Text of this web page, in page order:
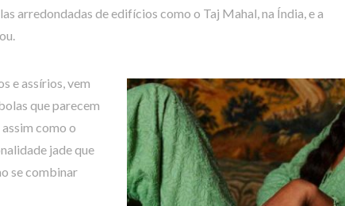
arredondadas de edifícios como o Taj Mahal, na Índia, e a
e assírios, vem
que parecem
como o
jade que
se combinar